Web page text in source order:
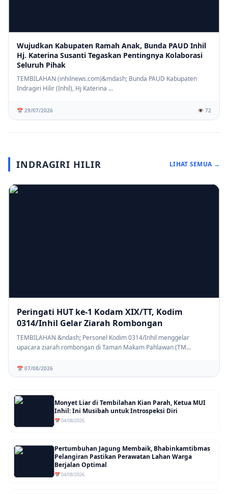
Wujudkan Kabupaten Ramah Anak, Bunda PAUD Inhil
Hj. Katerina Susanti Tegaskan Pentingnya Kolaborasi
Seluruh Pihak
TEMBILAHAN (inhilnews.com)&mdash; Bunda PAUD Kabupaten
Indragiri Hilir (Inhil), Hj Katerina ...
📅 29/07/2026 👁️ 72
INDRAGIRI HILIR LIHAT SEMUA →
Peringati HUT ke-1 Kodam XIX/TT, Kodim
0314/Inhil Gelar Ziarah Rombongan
TEMBILAHAN &ndash; Personel Kodim 0314/Inhil menggelar
upacara ziarah rombongan di Taman Makam Pahlawan (TM...
📅 07/08/2026
Monyet Liar di Tembilahan Kian Parah, Ketua MUI
Inhil: Ini Musibah untuk Introspeksi Diri
📅 04/08/2026
Pertumbuhan Jagung Membaik, Bhabinkamtibmas
Pelangiran Pastikan Perawatan Lahan Warga
Berjalan Optimal
📅 04/08/2026